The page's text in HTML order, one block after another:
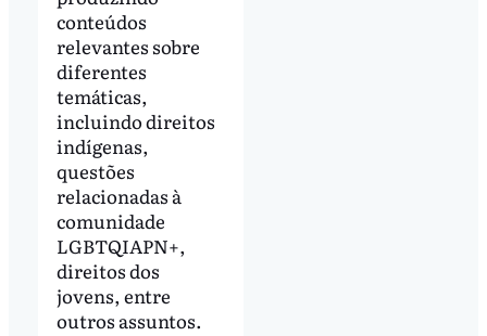
conteúdos
relevantes sobre
diferentes
temáticas,
incluindo direitos
indígenas,
questões
relacionadas à
comunidade
LGBTQIAPN+,
direitos dos
jovens, entre
outros assuntos.